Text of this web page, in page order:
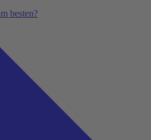
besten?